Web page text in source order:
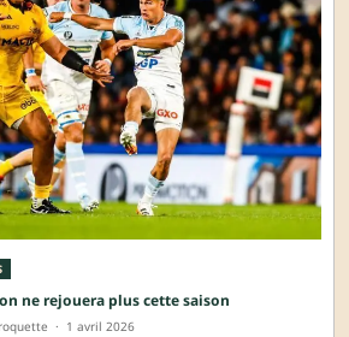
ne rejouera plus cette saison
· 1 avril 2026